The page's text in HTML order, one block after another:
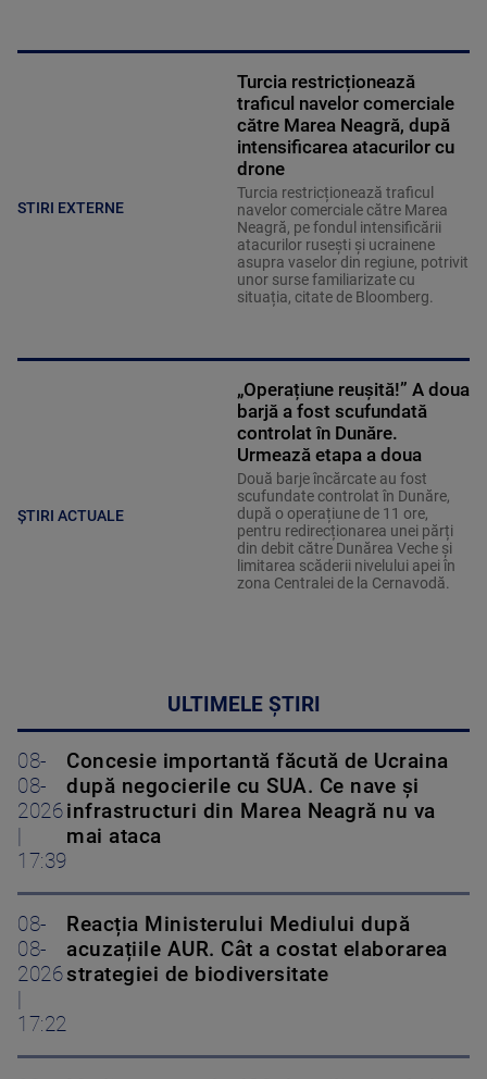
STIRI EXTERNE
Turcia restricționează
traficul navelor comerciale
către Marea Neagră, după
intensificarea atacurilor cu
drone
Turcia restricționează traficul
navelor comerciale către Marea
Neagră, pe fondul intensificării
atacurilor rusești și ucrainene
asupra vaselor din regiune, potrivit
unor surse familiarizate cu
situația, citate de Bloomberg.
ȘTIRI ACTUALE
„Operațiune reușită!” A doua
barjă a fost scufundată
controlat în Dunăre.
Urmează etapa a doua
Două barje încărcate au fost
scufundate controlat în Dunăre,
după o operațiune de 11 ore,
pentru redirecționarea unei părți
din debit către Dunărea Veche și
limitarea scăderii nivelului apei în
zona Centralei de la Cernavodă.
ULTIMELE ȘTIRI
08-
08-
2026
17:39
Concesie importantă făcută de Ucraina
după negocierile cu SUA. Ce nave şi
infrastructuri din Marea Neagră nu va
mai ataca
08-
08-
2026
17:22
Reacția Ministerului Mediului după
acuzațiile AUR. Cât a costat elaborarea
strategiei de biodiversitate